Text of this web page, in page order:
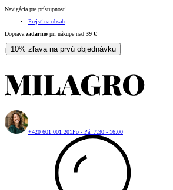
Navigácia pre prístupnosť
Prejsť na obsah
Doprava zadarmo pri nákupe nad 39 €
| 10% zľava na prvú objednávku
+420 601 001 201Po - Pá: 7:30 - 16:00